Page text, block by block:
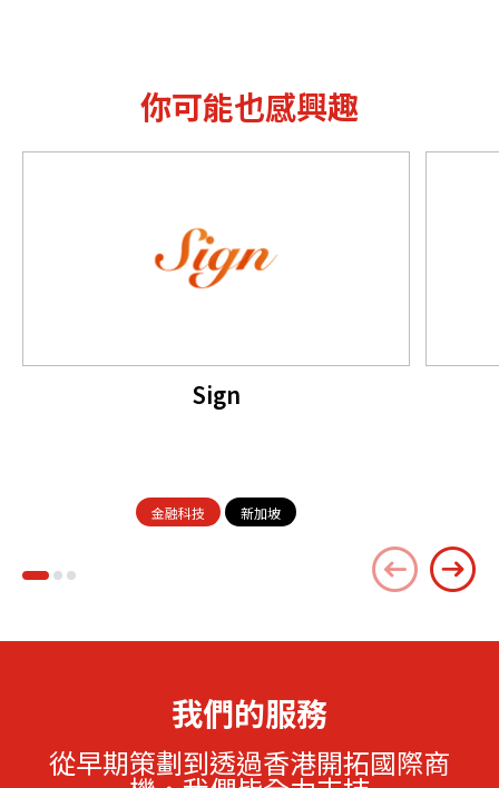
你可能也感興趣
Sign
金融科技 新加坡
我們的服務
從早期策劃到透過香港開拓國際商